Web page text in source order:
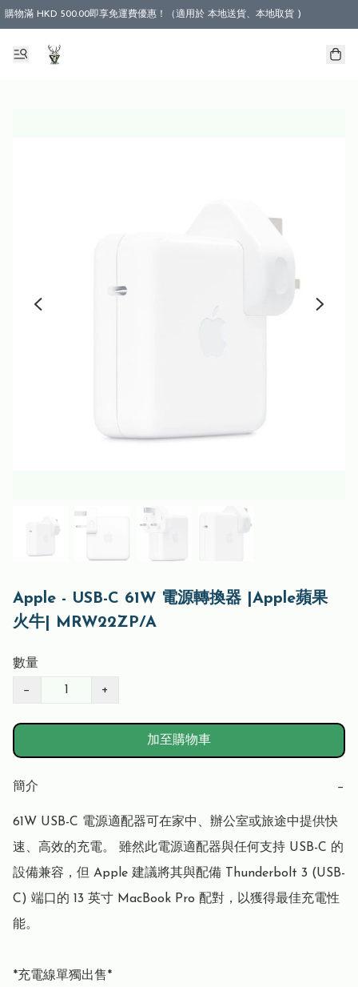
購物滿 HKD 500.00即享免運費優惠！（適用於 本地送貨、本地取貨 )
Apple - USB-C 61W 電源轉換器 |Apple蘋果
火牛| MRW22ZP/A
數量
− +
加至購物車
簡介 −
61W USB-C 電源適配器可在家中、辦公室或旅途中提供快
速、高效的充電。 雖然此電源適配器與任何支持 USB-C 的
設備兼容，但 Apple 建議將其與配備 Thunderbolt 3 (USB-
C) 端口的 13 英寸 MacBook Pro 配對，以獲得最佳充電性
能。
*充電線單獨出售*